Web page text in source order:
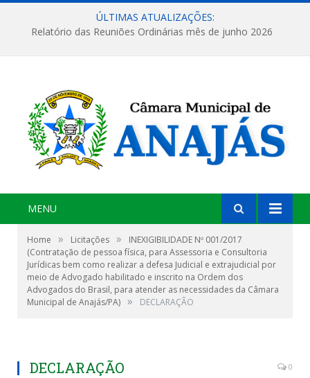
ÚLTIMAS ATUALIZAÇÕES:
Relatório das Reuniões Ordinárias mês de junho 2026
MENU
Home » Licitações »
INEXIGIBILIDADE Nº 001/2017
(Contratação de pessoa física, para Assessoria e Consultoria
Jurídicas bem como realizar a defesa Judicial e extrajudicial por
meio de Advogado habilitado e inscrito na Ordem dos
Advogados do Brasil, para atender as necessidades da Câmara
Municipal de Anajás/PA) » DECLARAÇÃO
DECLARAÇÃO 0